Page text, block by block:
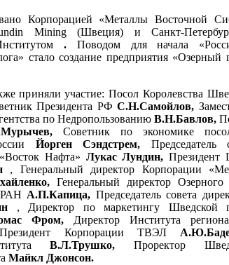
Корпорацией «Металлы Восточной
Mining (Швеция) и Санкт-
. Поводом для начала
стало создание предприятия «Озерный
приняли участие: Посол Королевства
Президента РФС.Н.Самойлов,
по Недропользованию В.Н.Бавлов,
Советник по экономике
Йорген Сэндстрем, Председатель
Нафта» Лукас Лундин,Президент
, Генеральный директор Корпорации
Генеральный директор
А.П.Капица, Председатель совета
, Директор по маркетингу Шведской
Фром, Директор Института
Президент Корпорации ТВЭЛ
В.Л.Трушко,Проректор
Майкл Джонсон.